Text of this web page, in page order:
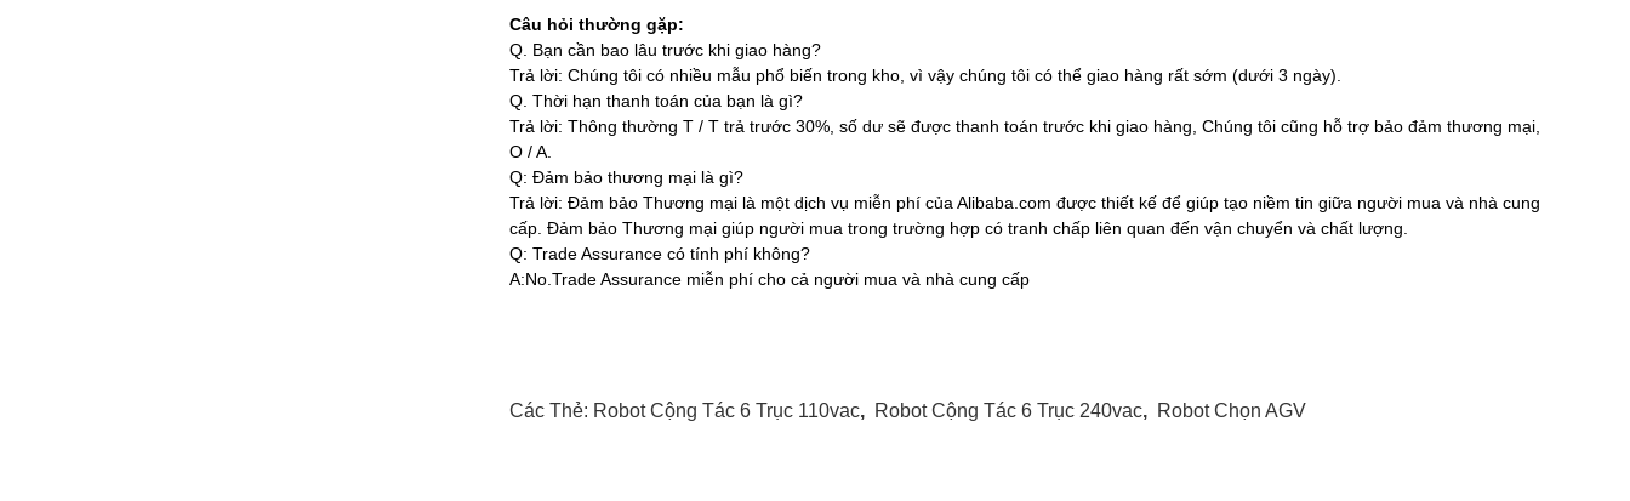
Câu hỏi thường gặp:
Q. Bạn cần bao lâu trước khi giao hàng?
Trả lời: Chúng tôi có nhiều mẫu phổ biến trong kho, vì vậy chúng tôi có thể giao hàng rất sớm (dưới 3 ngày).
Q. Thời hạn thanh toán của bạn là gì?
Trả lời: Thông thường T / T trả trước 30%, số dư sẽ được thanh toán trước khi giao hàng, Chúng tôi cũng hỗ trợ bảo đảm thương mại,
O / A.
Q: Đảm bảo thương mại là gì?
Trả lời: Đảm bảo Thương mại là một dịch vụ miễn phí của Alibaba.com được thiết kế để giúp tạo niềm tin giữa người mua và nhà cung
cấp. Đảm bảo Thương mại giúp người mua trong trường hợp có tranh chấp liên quan đến vận chuyển và chất lượng.
Q: Trade Assurance có tính phí không?
A:No.Trade Assurance miễn phí cho cả người mua và nhà cung cấp
Các Thẻ: Robot Cộng Tác 6 Trục 110vac, Robot Cộng Tác 6 Trục 240vac, Robot Chọn AGV